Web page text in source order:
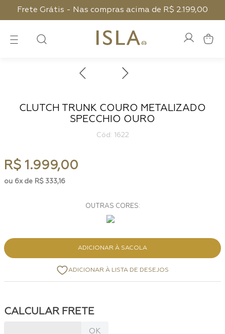
Frete Grátis - Nas compras acima de R$ 2.199,00
CLUTCH TRUNK COURO METALIZADO
SPECCHIO OURO
: 1622
R$ 1.999,00
6 R$ 333,16
ADICIONAR À SACOLA